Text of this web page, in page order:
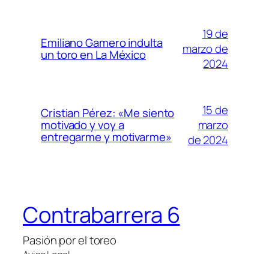
Emiliano Gamero indulta
un toro en La México
19 de
marzo de
2024
Cristian Pérez: «Me siento
motivado y voy a
entregarme y motivarme»
15 de
marzo
de 2024
Contrabarrera 6
Pasión por el toreo